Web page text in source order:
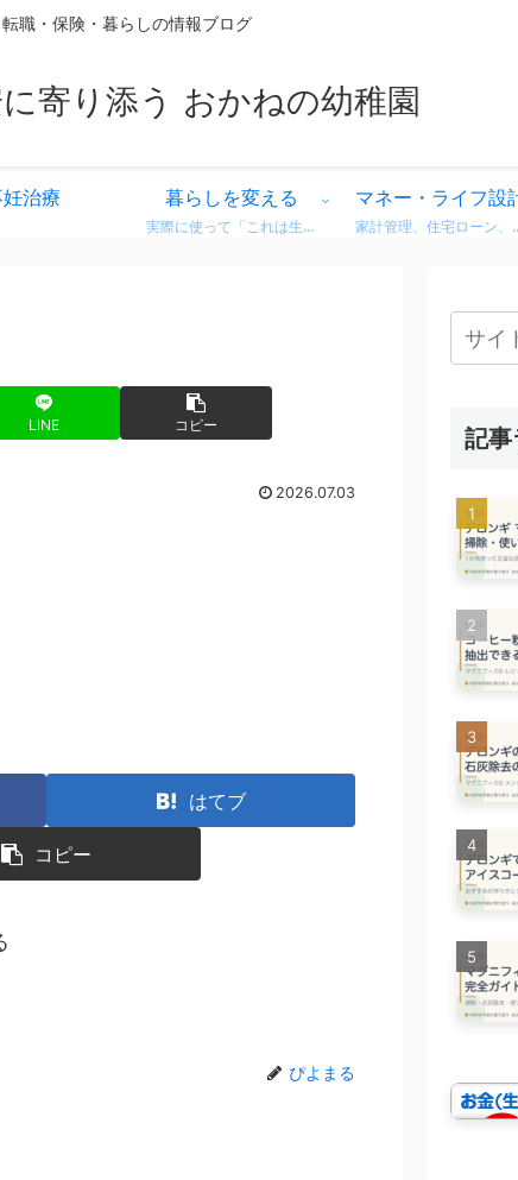
転職・保険・暮らしの情報ブログ
寄り添う おかねの幼稚園
治療 暮らしを変える
実際に使って「これは生活が変わった！」と感じた商品・サービスのレビューをまとめています。 デロンギのコーヒーマシンやドラム式洗濯機など、日常がちょっと豊かになるリアルな使用感をお届け。 迷っている方の参考になればうれしいです。
マネー・ライフ設
家計管理、住宅ローン、保険、ふるさと納税など、暮らしのお金にま
LINE コピー
2026.07.03
はてブ
コピー
ぴよまる
記事